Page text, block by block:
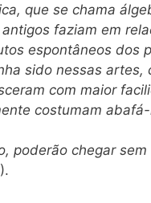
que se chama
faziam em
espontâneos dos
sido nessas
com maior
costumam
poderão chegar